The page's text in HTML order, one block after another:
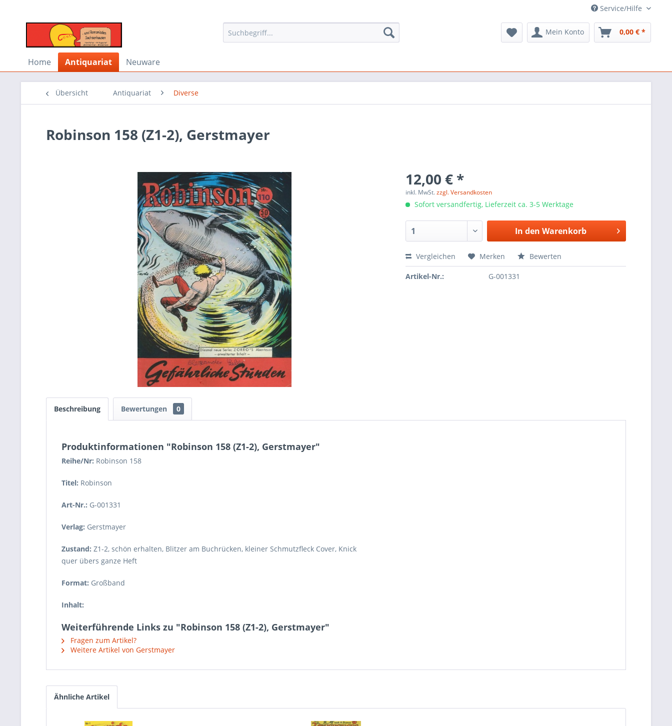
Service/Hilfe
Mein Konto 0,00 € *
Home Antiquariat Neuware
Übersicht Antiquariat Diverse
Robinson 158 (Z1-2), Gerstmayer
12,00 € *
inkl. MwSt.zzgl. Versandkosten
Sofort versandfertig, Lieferzeit ca. 3-5 Werktage
In den Warenkorb
Vergleichen Merken Bewerten
Artikel-Nr.: G-001331
Beschreibung Bewertungen 0
Produktinformationen "Robinson 158 (Z1-2), Gerstmayer"
Reihe/Nr: Robinson 158
Titel: Robinson
Art-Nr.: G-001331
Verlag: Gerstmayer
Zustand: Z1-2, schön erhalten, Blitzer am Buchrücken, kleiner Schmutzfleck Cover, Knick
quer übers ganze Heft
Format: Großband
Inhalt:
Weiterführende Links zu "Robinson 158 (Z1-2), Gerstmayer"
Fragen zum Artikel?
Weitere Artikel von Gerstmayer
Ähnliche Artikel